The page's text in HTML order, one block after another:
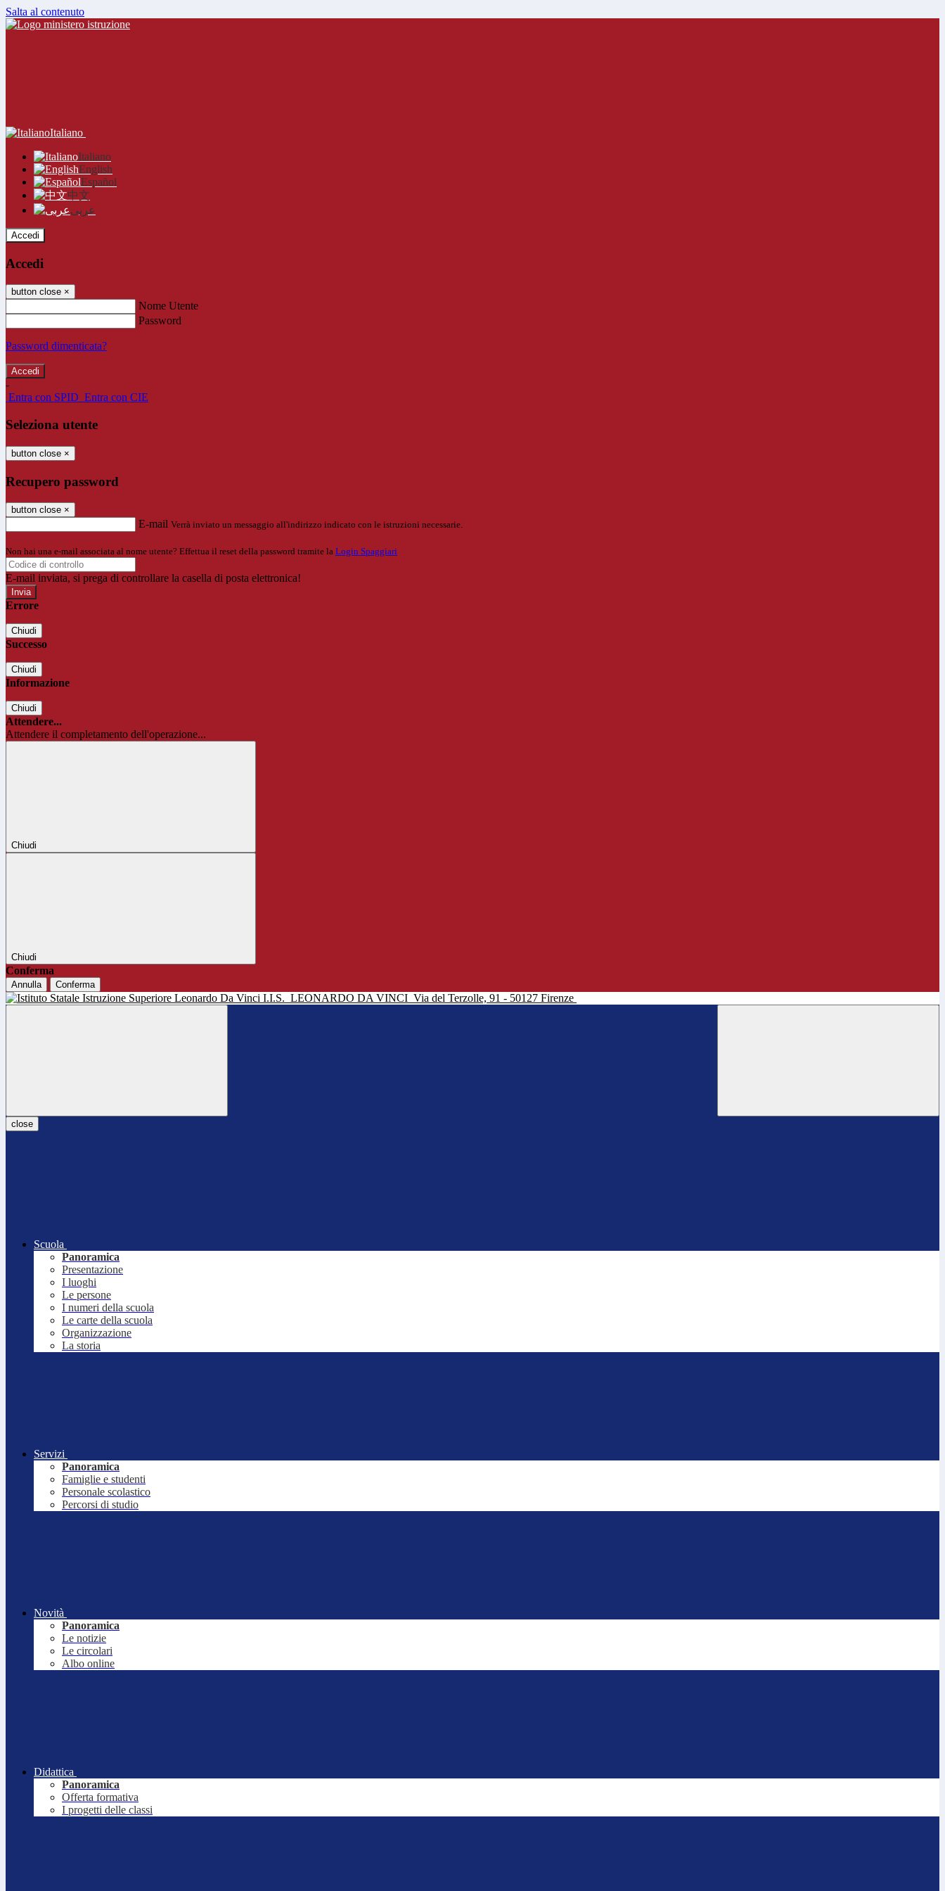
Salta al contenuto
Italiano
Italiano
English
Español
中文
عربى
Accedi
Accedi
button close ×
Nome Utente
Password
Password dimenticata?
-
Entra con SPID Entra con CIE
Seleziona utente
button close ×
Recupero password
button close ×
E-mail Verrà inviato un messaggio all'indirizzo indicato con le istruzioni necessarie.
Non hai una e-mail associata al nome utente? Effettua il reset della password tramite la Login Spaggiari
E-mail inviata, si prega di controllare la casella di posta elettronica!
Errore
Chiudi
Successo
Chiudi
Informazione
Chiudi
Attendere...
Attendere il completamento dell'operazione...
Chiudi
Chiudi
Conferma
Annulla Conferma
I.I.S. LEONARDO DA VINCI Via del Terzolle, 91 - 50127 Firenze
close
Scuola
Panoramica
Presentazione
I luoghi
Le persone
I numeri della scuola
Le carte della scuola
Organizzazione
La storia
Servizi
Panoramica
Famiglie e studenti
Personale scolastico
Percorsi di studio
Novità
Panoramica
Le notizie
Le circolari
Albo online
Didattica
Panoramica
Offerta formativa
I progetti delle classi